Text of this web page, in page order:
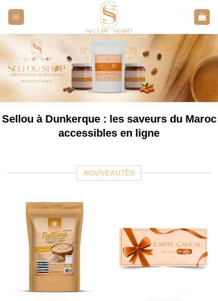
Sellou à Dunkerque : les saveurs du Maroc
accessibles en ligne
NOUVEAUTÉS